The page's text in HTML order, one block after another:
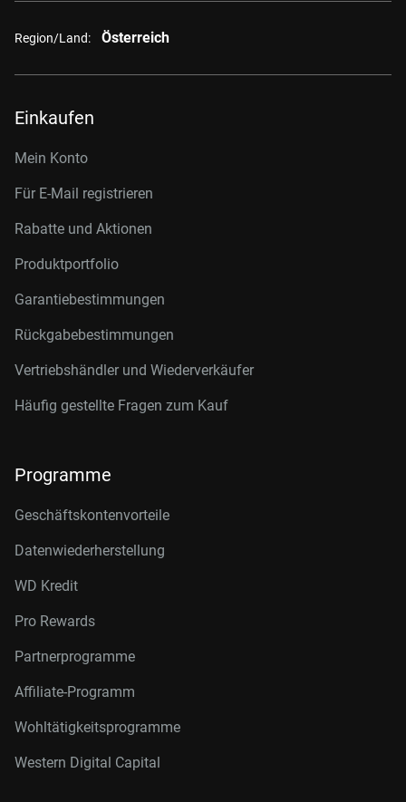
Region/Land: Österreich
Einkaufen
Mein Konto
Für E-Mail registrieren
Rabatte und Aktionen
Produktportfolio
Garantiebestimmungen
Rückgabebestimmungen
Vertriebshändler und Wiederverkäufer
Häufig gestellte Fragen zum Kauf
Programme
Geschäftskontenvorteile
Datenwiederherstellung
WD Kredit
Pro Rewards
Partnerprogramme
Affiliate-Programm
Wohltätigkeitsprogramme
Western Digital Capital